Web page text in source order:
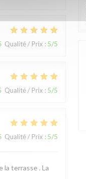
Qualité / Prix : 5/5
Qualité / Prix : 5/5
Qualité / Prix : 5/5
la terrasse . La